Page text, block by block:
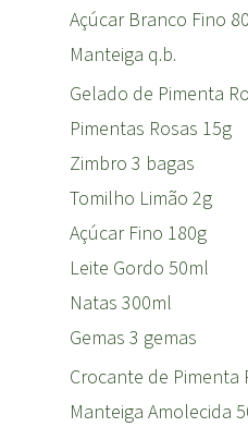
Açúcar Branco Fino
Manteiga q.b.
Gelado de Pimenta
Pimentas Rosas 15g
Zimbro 3 bagas
Tomilho Limão 2g
Açúcar Fino 180g
Leite Gordo 50ml
Natas 300ml
Gemas 3 gemas
Crocante de Pimenta
Manteiga Amolecida